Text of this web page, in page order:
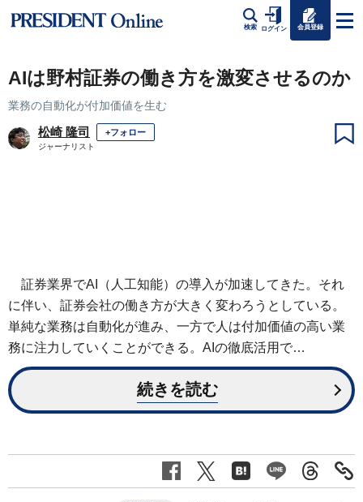
検索 ログイン 会員登録
AIは野村証券の働き方を激変させるのか
業務の自動化が付加価値を生む
松崎 隆司 +フォロー
ジャーナリスト
証券業界でAI（人工知能）の導入が加速してきた。それ
に伴い、証券会社の働き方が大きく変わろうとしている。
単純な業務は自動化が進み、一方で人は付加価値の高い業
務に注力していくことができる。AIの徹底活用で…
続きを読む